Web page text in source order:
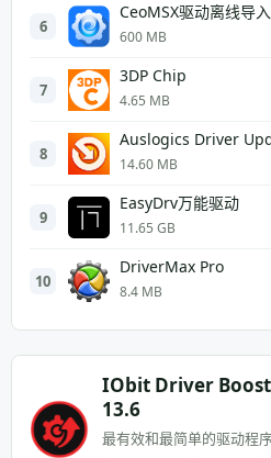
6
CeoMSX驱动离线导
600 MB
7
3DP Chip
4.65 MB
8
Auslogics Driver
14.60 MB
9
EasyDrv万能驱动
11.65 GB
10
DriverMax Pro
8.4 MB
IObit Driver
13.6
最有效和最简单的驱动程